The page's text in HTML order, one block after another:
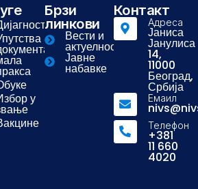
и
у
Брзи
линкови
Вести и
актуелности
Јавне
набавке
Контакт
Адреса
Јаниса
Јанулиса
14,
11000
Београд,
Србија
Емаил
Телефон
+381
11 660
4020